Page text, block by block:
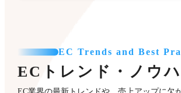
EC Trends and Best
ECトレンド・ノウ